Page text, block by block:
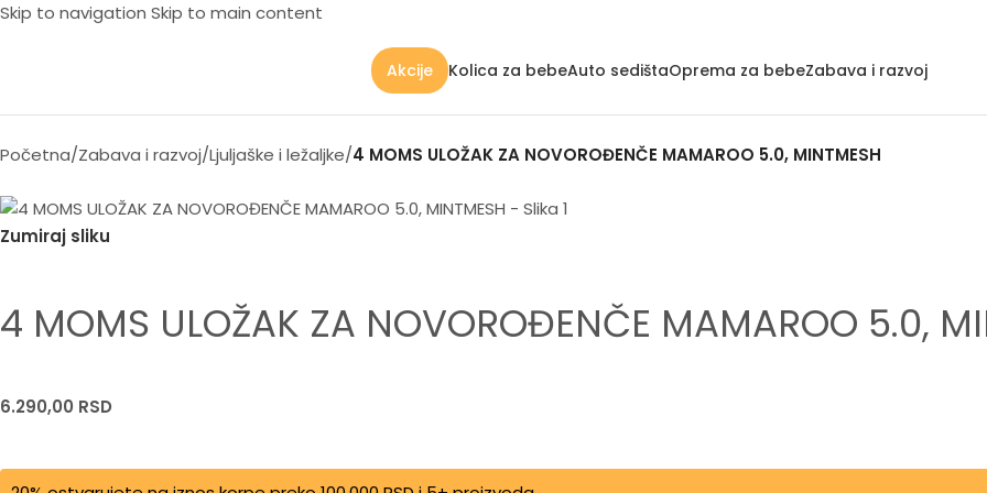
Skip to navigation Skip to main content
Akcije Kolica za bebeAuto sedištaOprema za bebeZabava i razvoj
Početna/Zabava i razvoj/Ljuljaške i ležaljke/4 MOMS ULOŽAK ZA NOVOROĐENČE MAMAROO 5.0, MINTMESH
Zumiraj sliku
4 MOMS ULOŽAK ZA NOVOROĐENČE MAMAROO 5.0,
6.290,00 RSD